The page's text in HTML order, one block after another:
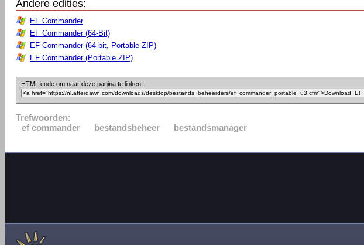
Andere edities:
EF Commander
EF Commander (64-Bit)
EF Commander (64-bit, Portable ZIP)
EF Commander (Portable ZIP)
HTML code om naar deze pagina te linken:
Trefwoorden:
ef commander
bestandsbeheer bestandsmanager